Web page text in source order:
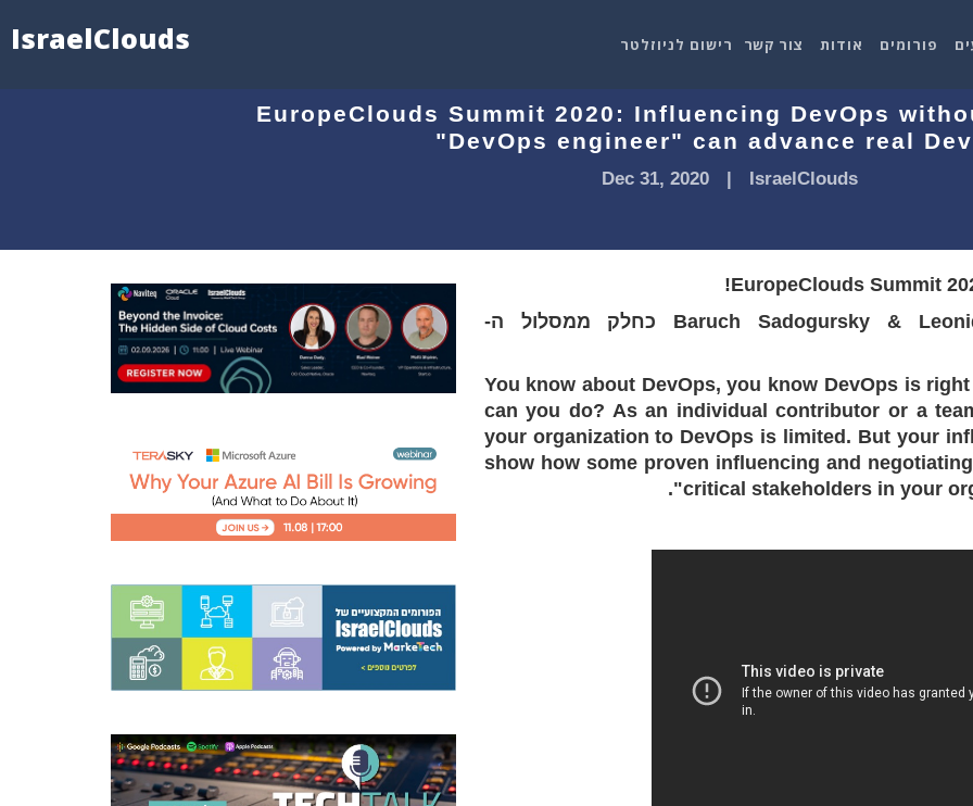
IsraelClouds פורומים אודות צור קשר רישום לניוזלטר
EuropeClouds Summit 2020: Influencing DevOps
"DevOps engineer" can advance real
IsraelClouds
|
Dec 31, 2020
את ההרצאה הזו העבירו Baruch Sadogursky & Leonid Igolnik כחלק ממסלול ה-
“You know about DevOps, you know DevOps is
can you do? As an individual contributor or a
your organization to DevOps is limited. But your
show how some proven influencing and
critical stakeholders in your